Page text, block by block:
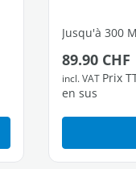
Jusqu'à 300
1 port Fast
Prix
89.90 CHF
incl. VAT Prix
en sus